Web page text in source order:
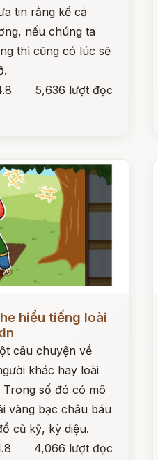
tin rằng kể cả
nếu chúng ta
thì cũng có lúc sẽ
5,636 lượt đọc
hiểu tiếng loài
câu chuyện về
khác hay loài
số đó có mô
vàng bạc châu báu
cũ kỹ, kỳ diệu.
4,066 lượt đọc